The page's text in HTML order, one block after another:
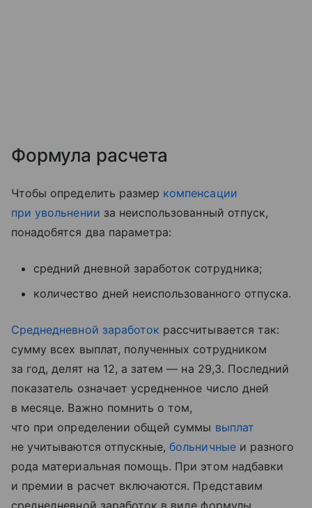
Формула расчета
Чтобы определить размер компенсации
при увольнении за неиспользованный отпуск,
понадобятся два параметра:
средний дневной заработок сотрудника;
количество дней неиспользованного отпуска.
Среднедневной заработок рассчитывается так:
сумму всех выплат, полученных сотрудником
за год, делят на 12, а затем — на 29,3. Последний
показатель означает усредненное число дней
в месяце. Важно помнить о том,
что при определении общей суммы выплат
не учитываются отпускные,больничныеи разного
рода материальная помощь. При этом надбавки
и премии в расчет включаются. Представим